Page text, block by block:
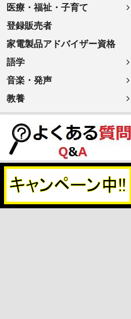
医療・福祉・子育て
登録販売者
家電製品アドバイザー資格
語学
音楽・発声
教養